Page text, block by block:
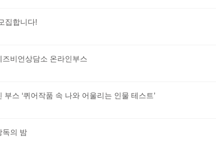
집합니다!
비언상담소 온라인부스
스 ‘퀴어작품 속 나와 어울리는 인물 테스트’
독의 밤